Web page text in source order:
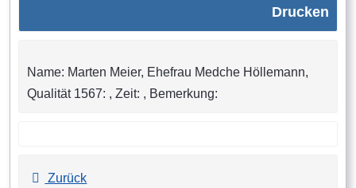
Drucken
Name: Marten Meier, Ehefrau Medche Höllemann,
Qualität 1567: , Zeit: , Bemerkung:
Zurück